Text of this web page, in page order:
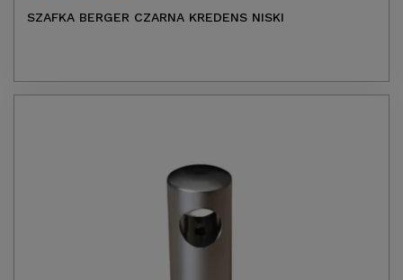
SZAFKA BERGER CZARNA KREDENS NISKI